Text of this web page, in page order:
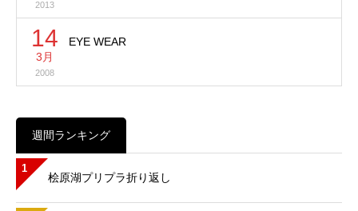
2013
14
3月
2008
EYE WEAR
週間ランキング
1
桧原湖プリプラ折り返し